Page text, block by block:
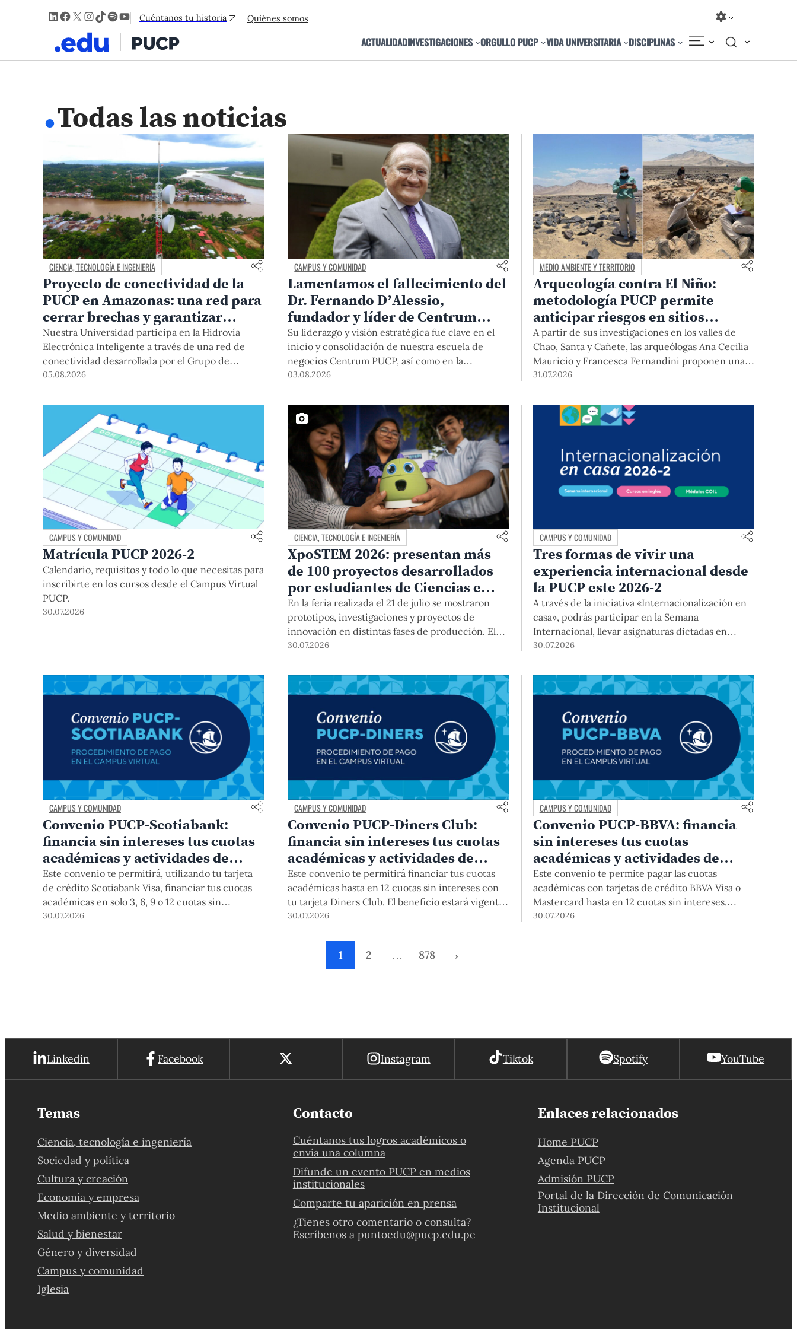
LinkedIn
Facebook
X Instagram
TikTok
Spotify
YouTube
Cuéntanos tu historia Quiénes somos
ACTUALIDADINVESTIGACIONES ORGULLO PUCP VIDA UNIVERSITARIA DISCIPLINAS
.Todas las noticias
CIENCIA, TECNOLOGÍA E INGENIERÍA
Proyecto de conectividad de la
PUCP en Amazonas: una red para
cerrar brechas y garantizar
derechos
Nuestra Universidad participa en la Hidrovía
Electrónica Inteligente a través de una red de
conectividad desarrollada por el Grupo de
Telecomunicaciones Rurales (GTR-PUCP) desde
desarrollo de esta red, sus aportes a la salud y la
educación de la zona, así como los alcances de la
intervención de la PUCP en el proyecto.
05.08.2026
CAMPUS Y COMUNIDAD
Lamentamos el fallecimiento del
Dr. Fernando D’Alessio,
fundador y líder de Centrum
PUCP
Su liderazgo y visión estratégica fue clave en el
inicio y consolidación de nuestra escuela de
negocios Centrum PUCP, así como en la
formación de profesionales empresariales
Universidad agradece el aporte del vicealmirante
AP (r) Dr. Fernando D'Alessio (1944-2026).
03.08.2026
MEDIO AMBIENTE Y TERRITORIO
Arqueología contra El Niño:
metodología PUCP permite
anticipar riesgos en sitios
arqueológicos
A partir de sus investigaciones en los valles de
Chao, Santa y Cañete, las arqueólogas Ana Cecilia
Mauricio y Francesca Fernandini proponen una
herramienta de bajo costo que combina datos
geográfica y trabajo de campo para identificar
sitios arqueológicos vulnerables ante lluvias,
asociados al fenómeno de El Niño.
31.07.2026
CAMPUS Y COMUNIDAD
Matrícula PUCP 2026-2
Calendario, requisitos y todo lo que necesitas para
inscribirte en los cursos desde el Campus Virtual
PUCP.
30.07.2026
CIENCIA, TECNOLOGÍA E INGENIERÍA
XpoSTEM 2026: presentan más
de 100 proyectos desarrollados
por estudiantes de Ciencias e
Ingeniería PUCP orientados a
atender necesidades del país
En la feria realizada el 21 de julio se mostraron
prototipos, investigaciones y proyectos de
innovación en distintas fases de producción. El
encuentro mostró cómo el conocimiento
concretos del Perú en salud, robótica,
inteligencia artificial, sostenibilidad y sectores
30.07.2026
CAMPUS Y COMUNIDAD
Tres formas de vivir una
experiencia internacional desde
la PUCP este 2026-2
A través de la iniciativa «Internacionalización en
casa», podrás participar en la Semana
Internacional, llevar asignaturas dictadas en
inglés, y acceder a módulos COIL junto con
extranjeras. La inscripción se realizará del 4 al 6
de agosto mediante el Campus Virtual, durante la
30.07.2026
CAMPUS Y COMUNIDAD
Convenio PUCP-Scotiabank:
financia sin intereses tus cuotas
académicas y actividades de
educación continua
Este convenio te permitirá, utilizando tu tarjeta
de crédito Scotiabank Visa, financiar tus cuotas
académicas en solo 3, 6, 9 o 12 cuotas sin
intereses. Este beneficio está vigente hasta el 31
30.07.2026
CAMPUS Y COMUNIDAD
Convenio PUCP-Diners Club:
financia sin intereses tus cuotas
académicas y actividades de
educación continua
Este convenio te permitirá financiar tus cuotas
académicas hasta en 12 cuotas sin intereses con
tu tarjeta Diners Club. El beneficio estará vigente
hasta el 31 de diciembre del 2026 para pregrado y
anteriores, trámites académicos, diplomaturas,
programas, cursos o talleres de educación
continua que se pagan con tarjeta de crédito
30.07.2026
CAMPUS Y COMUNIDAD
Convenio PUCP-BBVA: financia
sin intereses tus cuotas
académicas y actividades de
educación continua
Este convenio te permite pagar las cuotas
académicas con tarjetas de crédito BBVA Visa o
Mastercard hasta en 12 cuotas sin intereses.
Podrás acceder a esta forma de pago hasta el 31
30.07.2026
1 2 … 878 ›
Linkedin Facebook Instagram Tiktok Spotify YouTube
Temas
Ciencia, tecnología e ingeniería
Sociedad y política
Cultura y creación
Economía y empresa
Medio ambiente y territorio
Salud y bienestar
Género y diversidad
Campus y comunidad
Iglesia
Contacto
Cuéntanos tus logros académicos o
envía una columna
Difunde un evento PUCP en medios
institucionales
Comparte tu aparición en prensa
¿Tienes otro comentario o consulta?
Escríbenos a puntoedu@pucp.edu.pe
Enlaces relacionados
Home PUCP
Agenda PUCP
Admisión PUCP
Portal de la Dirección de Comunicación
Institucional